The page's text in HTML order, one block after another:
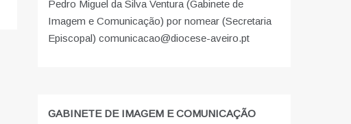
Pedro Miguel da Silva Ventura (Gabinete de
Imagem e Comunicação) por nomear (Secretaria
Episcopal) comunicacao@diocese-aveiro.pt
GABINETE DE IMAGEM E COMUNICAÇÃO